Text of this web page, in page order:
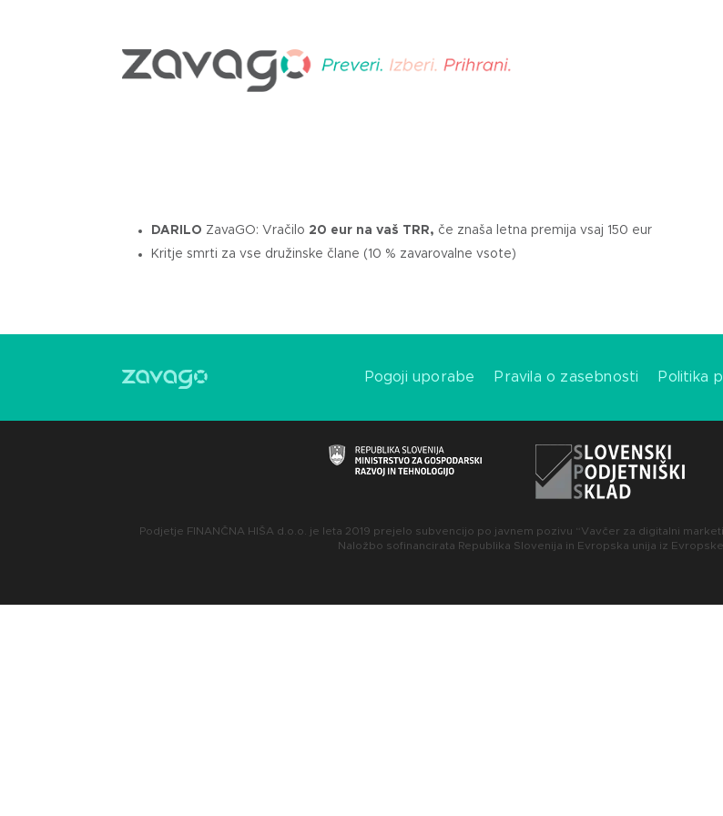
DARILO ZavaGO: Vračilo 20 eur na vaš TRR, če znaša letna premija vsaj 150 eur
Kritje smrti za vse družinske člane (10 % zavarovalne vsote)
Pogoji uporabe Pravila o zasebnosti Politika
Podjetje FINANČNA HIŠA d.o.o. je leta 2019 prejelo subvencijo po javnem pozivu “Vavčer za digitalni
Naložbo sofinancirata Republika Slovenija in Evropska unija iz